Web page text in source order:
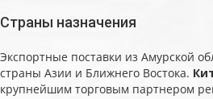
Страны назначения
Экспортные поставки из Амурской
страны Азии и Ближнего Востока.
крупнейшим торговым партнером